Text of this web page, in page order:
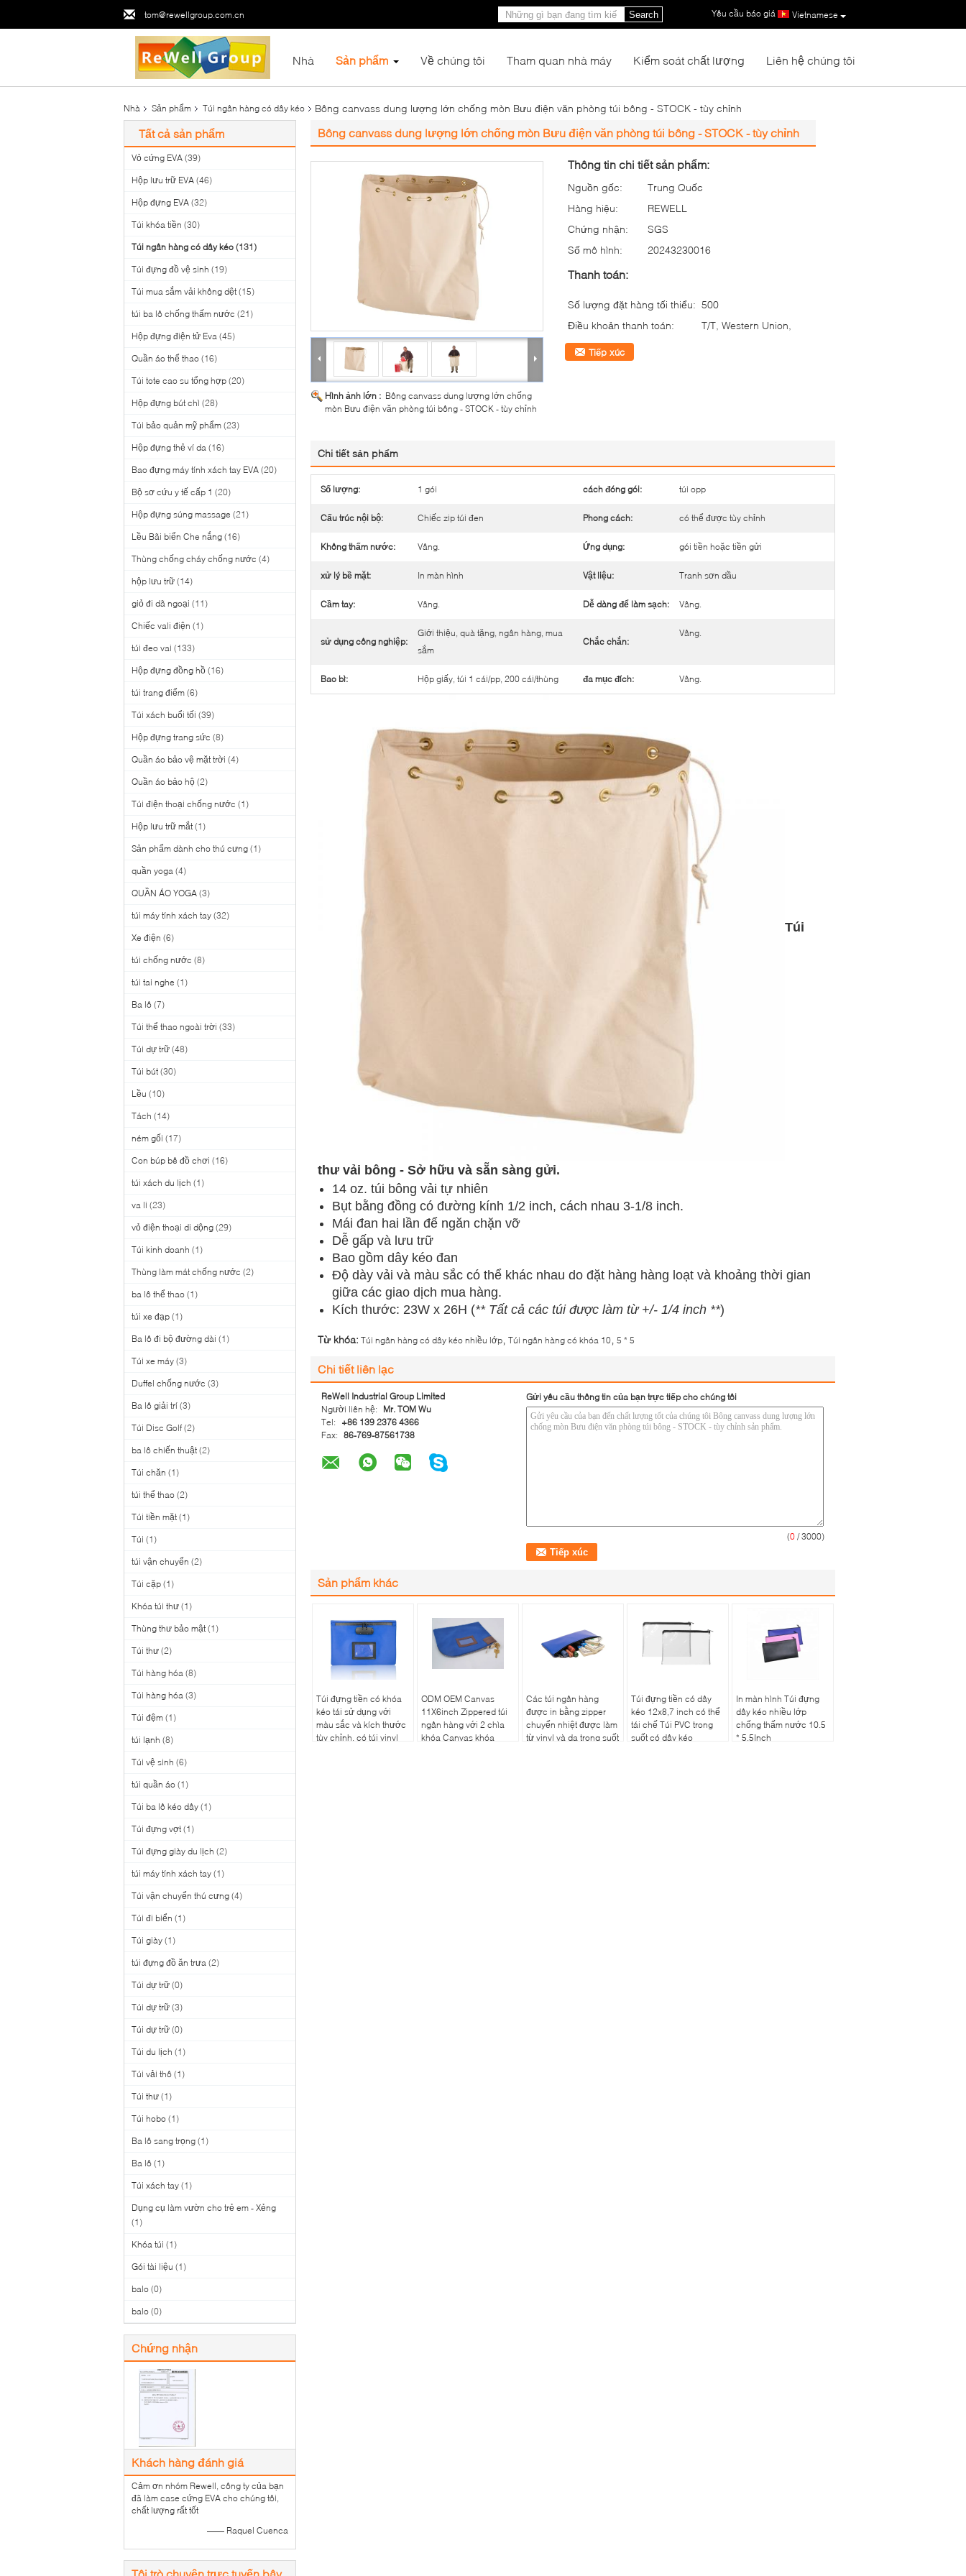
tom@rewellgroup.com.cn Vietnamese
Yêu cầu báo giá |
Search
Nhà Sản phẩm Về chúng tôi Tham quan nhà máy Kiểm soát chất lượng Liên hệ chúng tôi
Nhà Sản phẩm Túi ngân hàng có dây kéo Bông canvass dung lượng lớn chống mòn Bưu điện văn phòng túi bông - STOCK - tùy chỉnh
Tất cả sản phẩm
Vỏ cứng EVA (39)
Hộp lưu trữ EVA (46)
Hộp đựng EVA (32)
Túi khóa tiền (30)
Túi ngân hàng có dây kéo (131)
Túi đựng đồ vệ sinh (19)
Túi mua sắm vải không dệt (15)
túi ba lô chống thấm nước (21)
Hộp đựng điện tử Eva (45)
Quần áo thể thao (16)
Túi tote cao su tổng hợp (20)
Hộp đựng bút chì (28)
Túi bảo quản mỹ phẩm (23)
Hộp đựng thẻ ví da (16)
Bao đựng máy tính xách tay EVA (20)
Bộ sơ cứu y tế cấp 1 (20)
Hộp đựng súng massage (21)
Lều Bãi biển Che nắng (16)
Thùng chống cháy chống nước (4)
hộp lưu trữ (14)
giỏ đi dã ngoại (11)
Chiếc vali điện (1)
túi đeo vai (133)
Hộp đựng đồng hồ (16)
túi trang điểm (6)
Túi xách buổi tối (39)
Hộp đựng trang sức (8)
Quần áo bảo vệ mặt trời (4)
Quần áo bảo hộ (2)
Túi điện thoại chống nước (1)
Hộp lưu trữ mắt (1)
Sản phẩm dành cho thú cưng (1)
quần yoga (4)
QUẦN ÁO YOGA (3)
túi máy tính xách tay (32)
Xe điện (6)
túi chống nước (8)
túi tai nghe (1)
Ba lô (7)
Túi thể thao ngoài trời (33)
Túi dự trữ (48)
Túi bút (30)
Lều (10)
Tách (14)
ném gối (17)
Con búp bê đồ chơi (16)
túi xách du lịch (1)
va li (23)
vỏ điện thoại di dộng (29)
Túi kinh doanh (1)
Thùng làm mát chống nước (2)
ba lô thể thao (1)
túi xe đạp (1)
Ba lô đi bộ đường dài (1)
Túi xe máy (3)
Duffel chống nước (3)
Ba lô giải trí (3)
Túi Disc Golf (2)
ba lô chiến thuật (2)
Túi chăn (1)
túi thể thao (2)
Túi tiền mặt (1)
Túi (1)
túi vận chuyển (2)
Túi cặp (1)
Khóa túi thư (1)
Thùng thư bảo mật (1)
Túi thư (2)
Túi hàng hóa (8)
Túi hàng hóa (3)
Túi đệm (1)
túi lạnh (8)
Túi vệ sinh (6)
túi quần áo (1)
Túi ba lô kéo dây (1)
Túi đựng vợt (1)
Túi đựng giày du lịch (2)
túi máy tính xách tay (1)
Túi vận chuyển thú cưng (4)
Túi đi biển (1)
Túi giày (1)
túi đựng đồ ăn trưa (2)
Túi dự trữ (0)
Túi dự trữ (3)
Túi dự trữ (0)
Túi du lịch (1)
Túi vải thô (1)
Túi thư (1)
Túi hobo (1)
Ba lô sang trọng (1)
Ba lô (1)
Túi xách tay (1)
Dụng cụ làm vườn cho trẻ em - Xẻng
(1)
Khóa túi (1)
Gói tài liệu (1)
balo (0)
balo (0)
Chứng nhận
Khách hàng đánh giá
Cảm ơn nhóm Rewell, công ty của bạn
đã làm case cứng EVA cho chúng tôi,
chất lượng rất tốt
—— Raquel Cuenca
Bông canvass dung lượng lớn chống mòn Bưu điện văn phòng túi bông - STOCK - tùy chỉnh
Hình ảnh lớn : Bông canvass dung lượng lớn chống
mòn Bưu điện văn phòng túi bông - STOCK - tùy chỉnh
Thông tin chi tiết sản phẩm:
Nguồn gốc:
Trung Quốc
Hàng hiệu:
REWELL
Chứng nhận:
SGS
Số mô hình:
20243230016
Thanh toán:
Số lượng đặt hàng tối thiểu: 500
Điều khoản thanh toán:
T/T, Western Union,
Tiếp xúc
Chi tiết sản phẩm
Số lượng: 1 gói cách đóng gói: túi opp
Cấu trúc nội bộ: Chiếc zip túi đen Phong cách: có thể được tùy chỉnh
Không thấm nước: Vâng. Ứng dụng: gói tiền hoặc tiền gửi
xử lý bề mặt: In màn hình Vật liệu: Tranh sơn dầu
Cầm tay: Vâng. Dễ dàng để làm sạch: Vâng.
sử dụng công nghiệp:
Giới thiệu, quà tặng, ngân hàng, mua
sắm
Chắc chắn:
Vâng.
Bao bì: Hộp giấy, túi 1 cái/pp, 200 cái/thùng đa mục đích: Vâng.
Túi
thư vải bông - Sở hữu và sẵn sàng gửi.
14 oz. túi bông vải tự nhiên
Bụt bằng đồng có đường kính 1/2 inch, cách nhau 3-1/8 inch.
Mái đan hai lần để ngăn chặn vỡ
Dễ gấp và lưu trữ
Bao gồm dây kéo đan
Độ dày vải và màu sắc có thể khác nhau do đặt hàng hàng loạt và khoảng thời gian
giữa các giao dịch mua hàng.
Kích thước: 23W x 26H (** Tất cả các túi được làm từ +/- 1/4 inch **)
Từ khóa: Túi ngân hàng có dây kéo nhiều lớp Túi ngân hàng có khóa 10 5 * 5
Chi tiết liên lạc
ReWell Industrial Group Limited
Người liên hệ:
Mr. TOM Wu
Tel:
+86 139 2376 4366
Fax: 86-769-87561738
Gửi yêu cầu thông tin của bạn trực tiếp cho chúng tôi
(0 / 3000)
Sản phẩm khác
Túi đựng tiền có khóa
kéo tái sử dụng với
màu sắc và kích thước
tùy chỉnh, có túi vinyl
ODM OEM Canvas
11X6inch Zippered túi
ngân hàng với 2 chìa
khóa Canvas khóa
Các túi ngân hàng
được in bằng zipper
chuyển nhiệt được làm
từ vinyl và da trong suốt
Túi đựng tiền có dây
kéo 12x8,7 inch có thể
tái chế Túi PVC trong
suốt có dây kéo
In màn hình Túi đựng
dây kéo nhiều lớp
chống thấm nước 10.5
* 5.5Inch